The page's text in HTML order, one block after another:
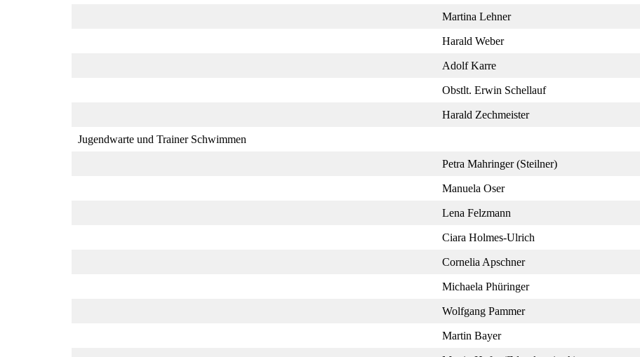
Martina Lehner
Harald Weber
Adolf Karre
Obstlt. Erwin Schellauf
Harald Zechmeister
Jugendwarte und Trainer Schwimmen
Petra Mahringer (Steilner)
Manuela Oser
Lena Felzmann
Ciara Holmes-Ulrich
Cornelia Apschner
Michaela Phüringer
Wolfgang Pammer
Martin Bayer